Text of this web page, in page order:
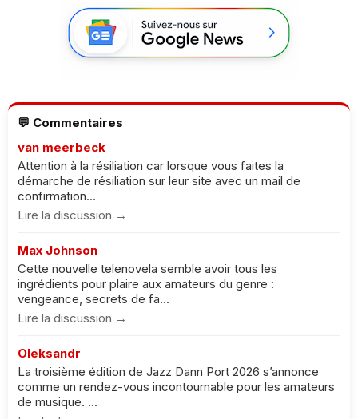
💬 Commentaires
van meerbeck
Attention à la résiliation car lorsque vous faites la
démarche de résiliation sur leur site avec un mail de
confirmation...
Lire la discussion →
Max Johnson
Cette nouvelle telenovela semble avoir tous les
ingrédients pour plaire aux amateurs du genre :
vengeance, secrets de fa...
Lire la discussion →
Oleksandr
La troisième édition de Jazz Dann Port 2026 s’annonce
comme un rendez-vous incontournable pour les amateurs
de musique. ...